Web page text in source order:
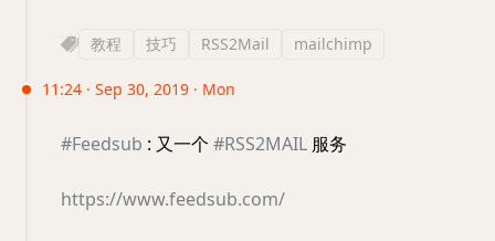
教程 技巧 RSS2Mail mailchimp
11:24 · Sep 30, 2019 · Mon
#Feedsub : 又一个 #RSS2MAIL 服务
https://www.feedsub.com/